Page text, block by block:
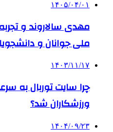
۱۴۰۵/۰۴/۰۱
مهدی سالاروند و
ملی جوانان و
۱۴۰۳/۱۱/۱۷
چرا سایت توربال به
ورزشکاران شد؟
۱۴۰۴/۰۹/۲۳